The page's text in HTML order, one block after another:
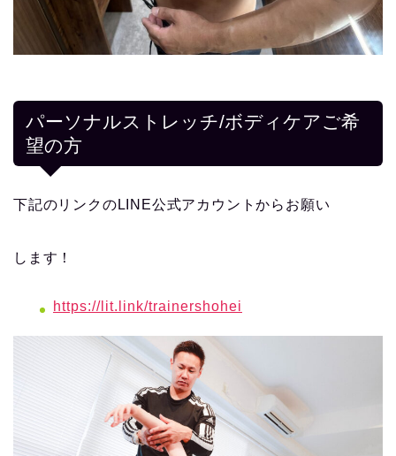
パーソナルストレッチ/ボディケアご希
望の方
下記のリンクのLINE公式アカウントからお願い
します！
https://lit.link/trainershohei